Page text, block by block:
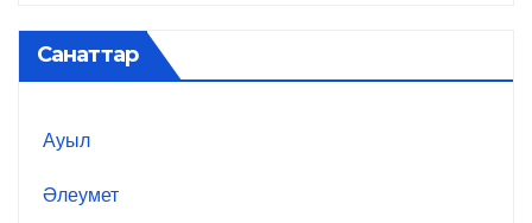
Санаттар
Ауыл
Әлеумет